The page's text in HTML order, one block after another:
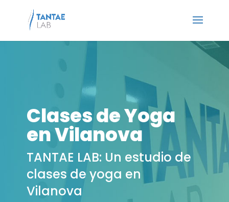
Clases de Yoga
en Vilanova
TANTAE LAB: Un estudio de
clases de yoga en
Vilanova